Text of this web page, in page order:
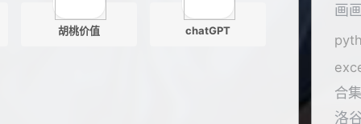
胡桃价值 chatGPT
画
合集
洛